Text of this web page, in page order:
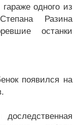
одного из
Разина
останки
появился на